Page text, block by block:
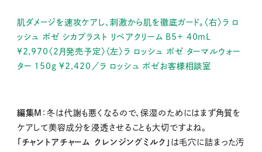
肌ダメージを速攻ケアし、刺激から肌を徹底ガード。〈右〉ラ ロ
ッシュ ポゼ シカプラスト リペアクリーム B5+ 40mL
¥2,970〈2月発売予定〉〈左〉ラ ロッシュ ポゼ ターマルウォー
ター 150g ¥2,420／ラ ロッシュ ポゼお客様相談室
編集M ：冬は代謝も悪くなるので、保湿のためにはまず角質を
ケアして美容成分を浸透させることも大切ですよね。
「チャントアチャーム クレンジングミルク」 は毛穴に詰まった汚